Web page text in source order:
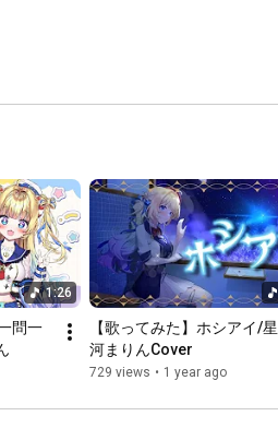
1:26
問一
【歌ってみた】ホシアイ/星
河まりんCover
729 views • 1 year ago